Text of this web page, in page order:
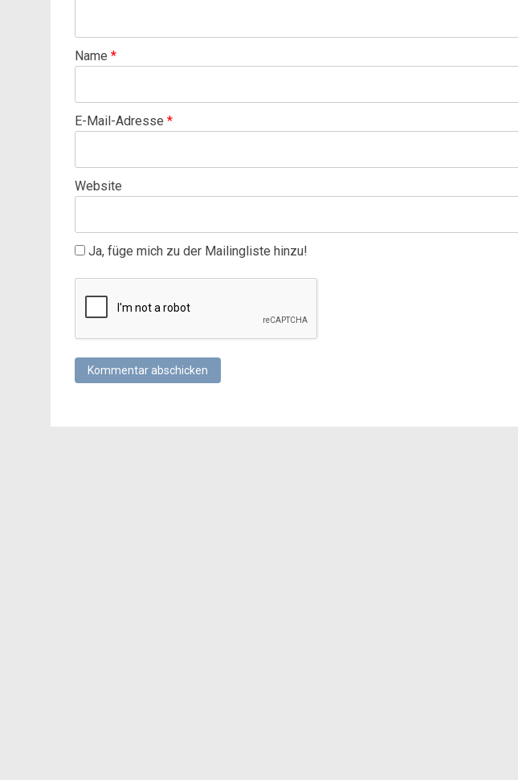
Name *
E-Mail-Adresse *
Website
Ja, füge mich zu der Mailingliste hinzu!